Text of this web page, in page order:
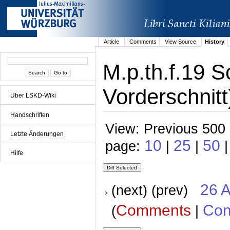
Über LSKD-Wiki
Handschriften
Letzte Änderungen
Hilfe
Article Comments View Source History
M.p.th.f.19
View: Previous
page: 10 | 25 | 50
(next) (prev) 26
(Comments |